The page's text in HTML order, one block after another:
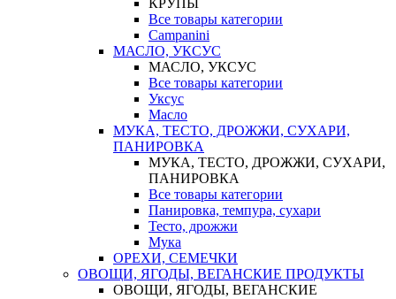
КРУПЫ
Все товары категории
Campanini
МАСЛО, УКСУС
МАСЛО, УКСУС
Все товары категории
Уксус
Масло
МУКА, ТЕСТО, ДРОЖЖИ, СУХАРИ,
ПАНИРОВКА
МУКА, ТЕСТО, ДРОЖЖИ, СУХАРИ,
ПАНИРОВКА
Все товары категории
Панировка, темпура, сухари
Тесто, дрожжи
Мука
ОРЕХИ, СЕМЕЧКИ
ОВОЩИ, ЯГОДЫ, ВЕГАНСКИЕ ПРОДУКТЫ
ОВОЩИ, ЯГОДЫ, ВЕГАНСКИЕ